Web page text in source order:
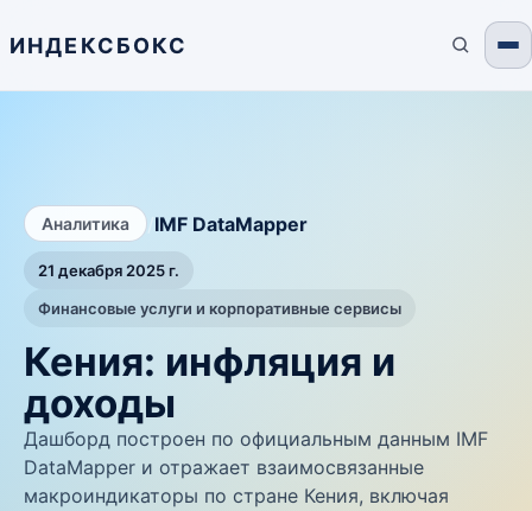
ИНДЕКСБОКС
Аналитика IMF DataMapper
21 декабря 2025 г.
Финансовые услуги и корпоративные сервисы
Кения: инфляция и
доходы
Дашборд построен по официальным данным IMF
DataMapper и отражает взаимосвязанные
макроиндикаторы по стране Кения, включая